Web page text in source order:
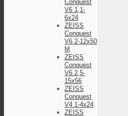
Conquest
V6 1,1-
6x24
ZEISS
Conquest
V6 2-12x50
M
ZEISS
Conquest
V6 2,5-
15x56
ZEISS
Conquest
V4 1-4x24
ZEISS